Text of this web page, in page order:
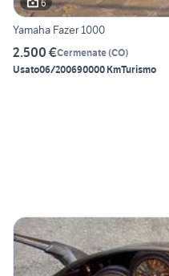
6
Yamaha Fazer 1000
2.500 €Cermenate(CO)
Usato06/200690000 KmTurismo